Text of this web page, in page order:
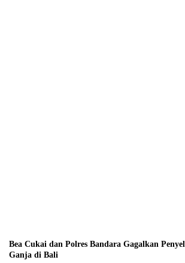
Bea Cukai dan Polres Bandara Gagalkan
Ganja di Bali